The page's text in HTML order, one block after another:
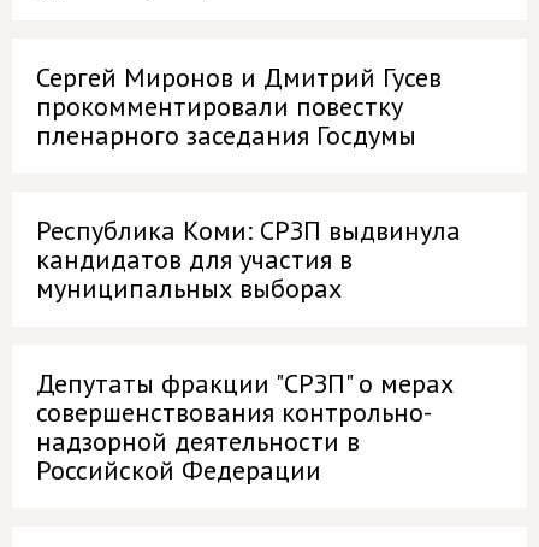
Сергей Миронов и Дмитрий Гусев
прокомментировали повестку
пленарного заседания Госдумы
Республика Коми: СРЗП выдвинула
кандидатов для участия в
муниципальных выборах
Депутаты фракции "СРЗП" о мерах
совершенствования контрольно-
надзорной деятельности в
Российской Федерации